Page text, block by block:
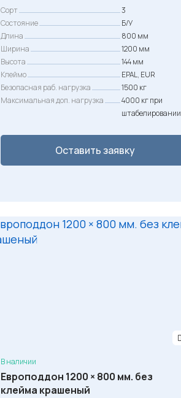
Сорт
3
Состояние
Б/У
Длина
800 мм
Ширина
1200 мм
Высота
144 мм
Клеймо
EPAL, EUR
Безопасная раб. нагрузка
1500 кг
Максимальная доп. нагрузка
4000 кг при
штабелировании
Оставить заявку
В наличии
Европоддон 1200 × 800 мм. без
клейма крашеный